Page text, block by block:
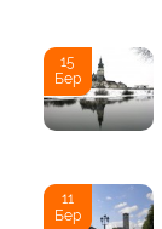
15
Бер
11
Бер